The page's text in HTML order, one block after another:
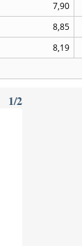
7,90
8,85
8,19